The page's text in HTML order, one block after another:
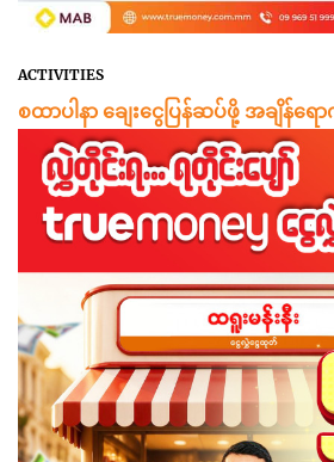
ACTIVITIES
စထာပါနာ ချေးငွေပြန်ဆပ်ဖို့ အချိန်ရေ